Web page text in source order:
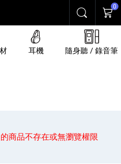
搜尋 購物
0
耳機 隨身聽 / 錄音筆
商品不存在或無瀏覽權限